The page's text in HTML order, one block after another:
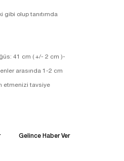
gibi olup tanıtımda
41 cm ( +/- 2 cm )-
arasında 1-2 cm
etmenizi tavsiye
Gelince Haber Ver